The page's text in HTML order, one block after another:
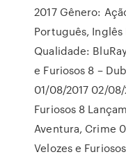
2017 Gênero:
Português,
Qualidade:
e Furiosos 8 –
01/08/2017 02/
Furiosos 8
Aventura, Crime
Velozes e